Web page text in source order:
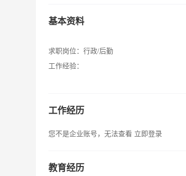
基本资料
求职岗位： 行政/后勤
工作经验：
工作经历
您不是企业账号，无法查看 立即登录
教育经历